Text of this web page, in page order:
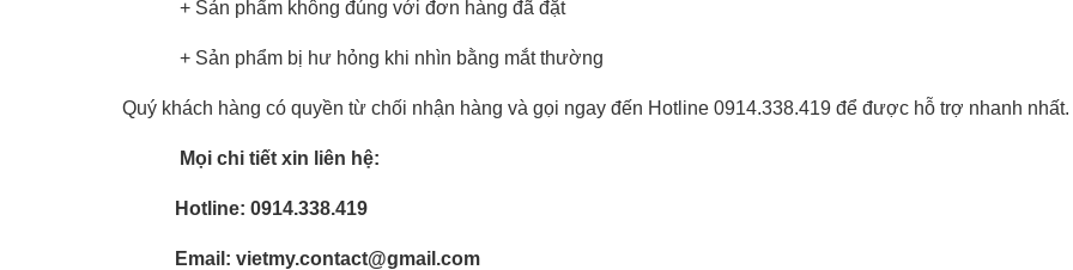
+ Sản phẩm không đúng với đơn hàng đã đặt
+ Sản phẩm bị hư hỏng khi nhìn bằng mắt thường
Quý khách hàng có quyền từ chối nhận hàng và gọi ngay đến Hotline 0914.338.419 để được hỗ trợ nhanh nhất.
Mọi chi tiết xin liên hệ:
Hotline: 0914.338.419
Email: vietmy.contact@gmail.com